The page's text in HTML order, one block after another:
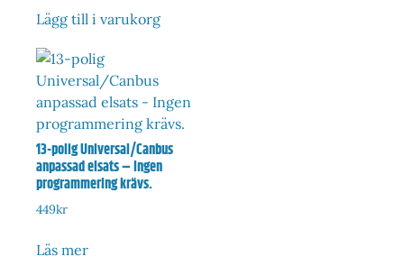
Lägg till i varukorg
13-polig Universal/Canbus
anpassad elsats – Ingen
programmering krävs.
449kr
Läs mer